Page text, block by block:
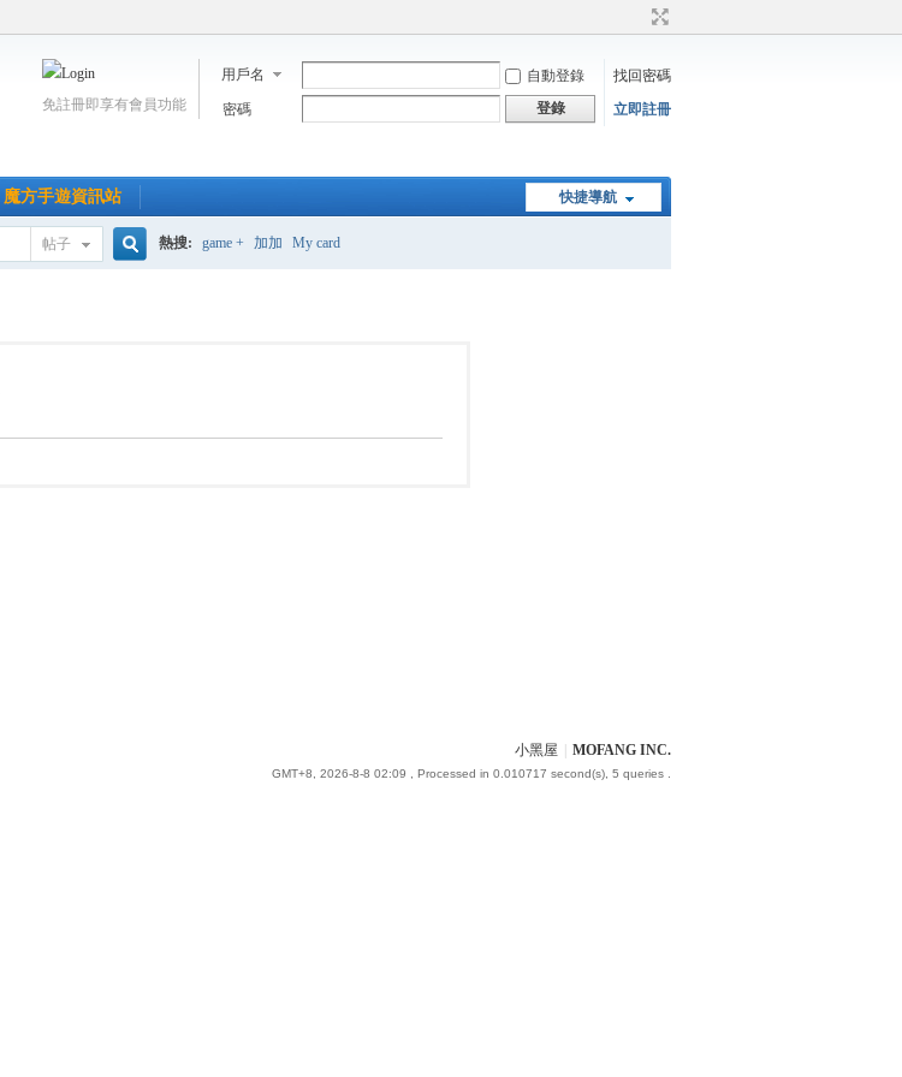
用戶名 自動登錄
找回密碼
密碼
登錄 立即註冊
免註冊即享有會員功能
快捷導航
魔方手遊資訊站
帖子 熱搜: game + 加加 My card
小黑屋 MOFANG INC.
GMT+8, 2026-8-8 02:09 , Processed in 0.010717 second(s), 5 queries .